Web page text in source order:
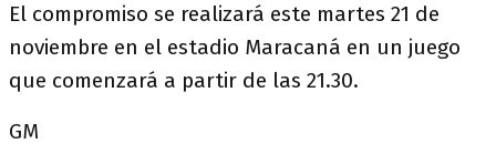
El compromiso se realizará este martes 21 de
noviembre en el estadio Maracaná en un juego
que comenzará a partir de las 21.30.
GM